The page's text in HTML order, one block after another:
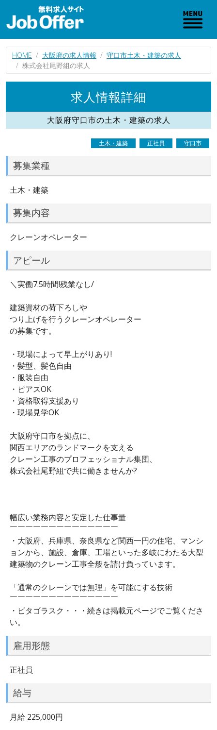
HOME 大阪府の求人情報
守口市土木・建築の求人
株式会社尾野組の求人
求人情報詳細
大阪府守口市の土木・建築の求人
土木・建築 正社員 守口市
募集業種
土木・建築
募集内容
クレーンオペレーター
アピール
＼実働7.5時間!残業なし/
建築資材の荷下ろしや
つり上げを行うクレーンオペレーター
の募集です。
・現場によって早上がりあり!
・髪型、髪色自由
・服装自由
・ピアスOK
・資格取得支援あり
・現場見学OK
大阪府守口市を拠点に、
関西エリアのランドマークを支える
クレーン工事のプロフェッショナル集団、
株式会社尾野組で共に働きませんか?
幅広い業務内容と安定した仕事量
￣￣￣￣￣￣￣￣￣￣￣￣￣￣
・大阪府、兵庫県、奈良県など関西一円の住宅、マンシ
ョンから、施設、倉庫、工場といった多岐にわたる大型
建築物のクレーン工事全般を請け負っています。
「通常のクレーンでは無理」を可能にする技術
￣￣￣￣￣￣￣￣￣￣￣￣￣￣
・ピタゴラスク・・・続きは掲載元ページでご覧くださ
い。
雇用形態
正社員
給与
月給 225,000円